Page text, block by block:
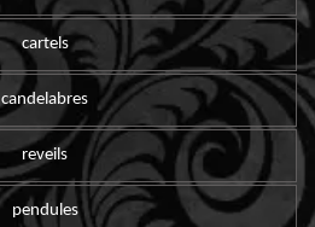
cartels
candelabres
reveils
pendules